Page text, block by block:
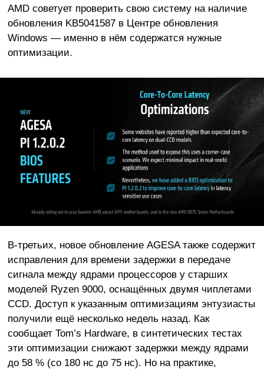
AMD советует проверить свою систему на наличие
обновления KB5041587 в Центре обновления
Windows — именно в нём содержатся нужные
оптимизации.
В-третьих, новое обновление AGESA также содержит
исправления для времени задержки в передаче
сигнала между ядрами процессоров у старших
моделей Ryzen 9000, оснащённых двумя чиплетами
CCD. Доступ к указанным оптимизациям энтузиасты
получили ещё несколько недель назад. Как
сообщает Tom’s Hardware, в синтетических тестах
эти оптимизации снижают задержки между ядрами
до 58 % (со 180 нс до 75 нс). Но на практике,